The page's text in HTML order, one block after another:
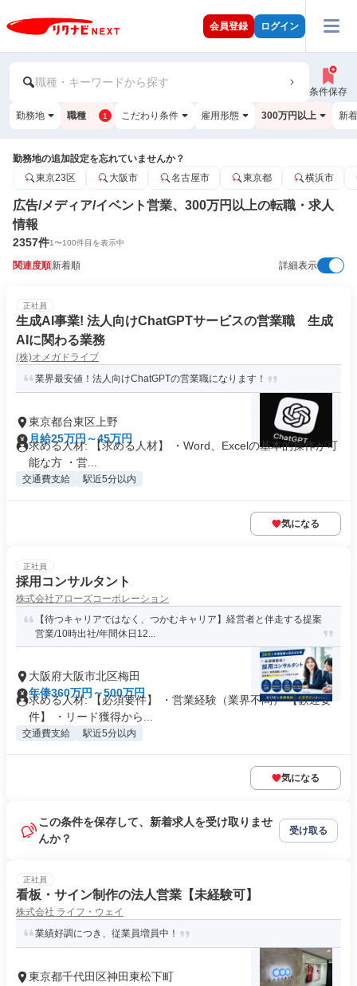
会員登録 ログイン
職種・キーワードから探す
条件保存
勤務地 職種 1 こだわり条件 雇用形態 300万円以上 新
勤務地の追加設定を忘れていませんか？
東京23区
大阪市 名古屋市 東京都 横浜市
広告/メディア/イベント営業、300万円以上の転職・求人
情報
2357件1〜100件目を表示中
関連度順新着順 詳細表示
正社員
生成AI事業! 法人向けChatGPTサービスの営業職 生成
AIに関わる業務
(株)オメガドライブ
業界最安値！法人向けChatGPTの営業職になります！
東京都台東区上野
月給25万円～45万円
求める人材: 【求める人材】 ・Word、Excelの基本的操作が可
能な方 ・営...
交通費支給 駅近5分以内
気になる
正社員
採用コンサルタント
株式会社アローズコーポレーション
【待つキャリアではなく、つかむキャリア】経営者と伴走する提案
営業/10時出社/年間休日12...
大阪府大阪市北区梅田
年俸360万円～500万円
求める人材: 【必須要件】 ・営業経験（業界不問） 【歓迎要
件】 ・リード獲得から...
交通費支給 駅近5分以内
気になる
この条件を保存して、新着求人を受け取りませ
んか？
受け取る
正社員
看板・サイン制作の法人営業【未経験可】
株式会社 ライフ・ウェイ
業績好調につき、従業員増員中！
東京都千代田区神田東松下町